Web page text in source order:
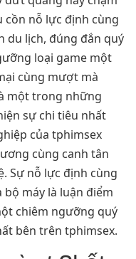
nỗ lực định cùng
du lịch, đúng đắn quý
loại game một
cùng mượt mà
một trong những
sự chi tiêu nhất
của tphimsex
cùng canh tân
Sự nỗ lực định cùng
bộ máy là luận điểm
chiêm ngưỡng quý
bên trên tphimsex.